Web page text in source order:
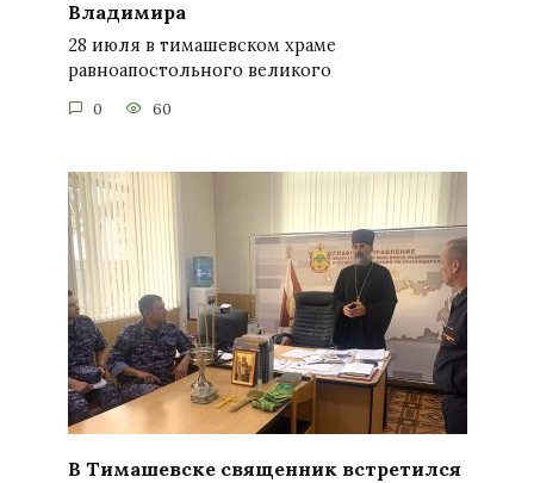
Владимира
28 июля в тимашевском храме
равноапостольного великого
0 60
В Тимашевске священник встретился